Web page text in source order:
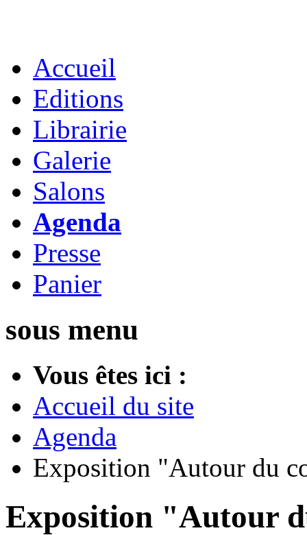
Accueil
Editions
Librairie
Galerie
Salons
Agenda
Presse
Panier
sous menu
Vous êtes ici :
Accueil du site
Agenda
Exposition "Autour du
Exposition "Autour